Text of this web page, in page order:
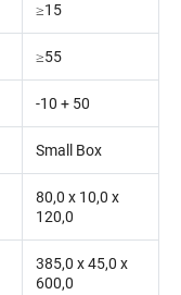
≥15
≥55
-10 + 50
Small Box
80,0 x 10,0 x
120,0
385,0 x 45,0 x
600,0